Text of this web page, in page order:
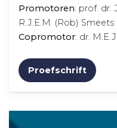
Promotoren: prof. dr.
R.J.E.M. (Rob) Smeets
Copromotor: dr.
Proefschrift